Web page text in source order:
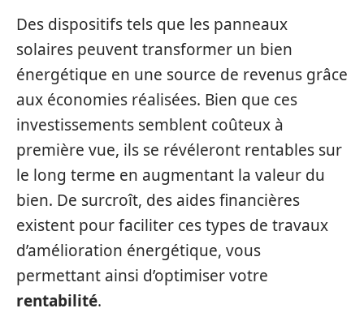
Des dispositifs tels que les panneaux
solaires peuvent transformer un bien
énergétique en une source de revenus grâce
aux économies réalisées. Bien que ces
investissements semblent coûteux à
première vue, ils se révéleront rentables sur
le long terme en augmentant la valeur du
bien. De surcroît, des aides financières
existent pour faciliter ces types de travaux
d’amélioration énergétique, vous
permettant ainsi d’optimiser votre
rentabilité.